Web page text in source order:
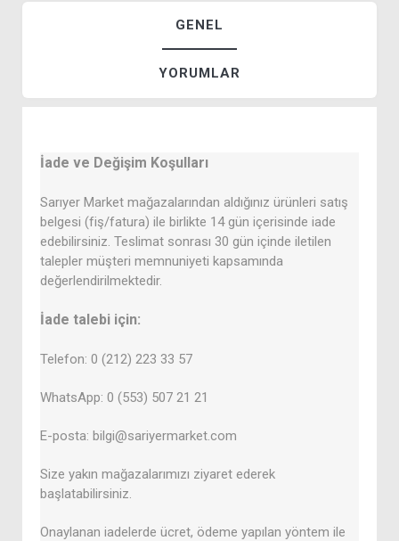
GENEL
YORUMLAR
İade ve Değişim Koşulları
Sarıyer Market mağazalarından aldığınız ürünleri satış
belgesi (fiş/fatura) ile birlikte 14 gün içerisinde iade
edebilirsiniz. Teslimat sonrası 30 gün içinde iletilen
talepler müşteri memnuniyeti kapsamında
değerlendirilmektedir.
İade talebi için:
Telefon: 0 (212) 223 33 57
WhatsApp: 0 (553) 507 21 21
E-posta: bilgi@sariyermarket.com
Size yakın mağazalarımızı ziyaret ederek
başlatabilirsiniz.
Onaylanan iadelerde ücret, ödeme yapılan yöntem ile